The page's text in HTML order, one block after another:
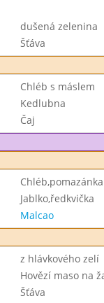
dušená zelenina
Šťáva
Chléb s máslem
Kedlubna
Čaj
Jablko,ředkvička
Malcao
z hlávkového zelí
Hovězí maso na
Šťáva